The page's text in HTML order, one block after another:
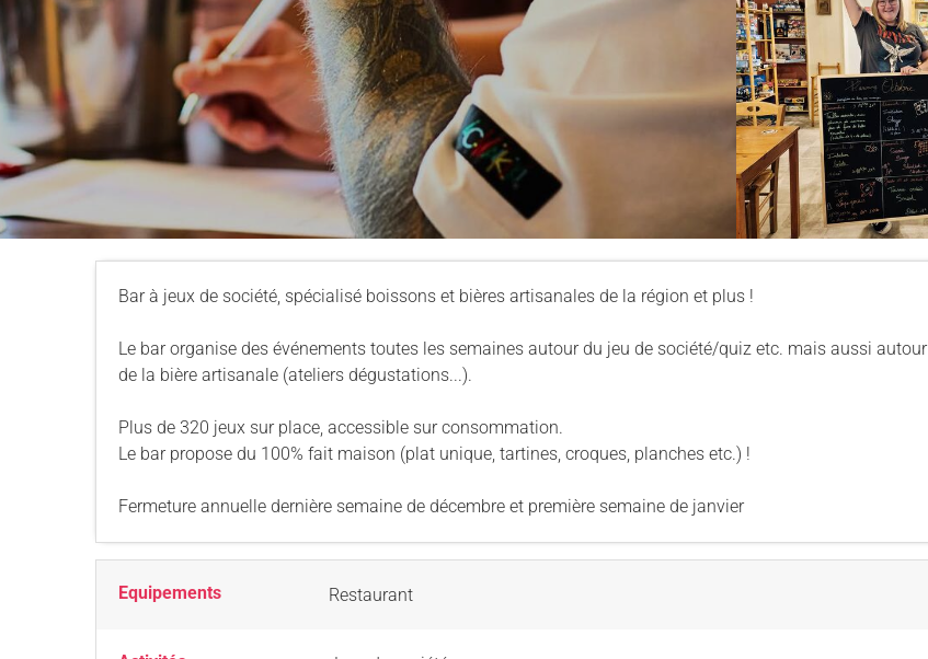
Bar à jeux de société, spécialisé boissons et bières artisanales de la région et plus !
Le bar organise des événements toutes les semaines autour du jeu de société/quiz etc. mais aussi autour
de la bière artisanale (ateliers dégustations...).
Plus de 320 jeux sur place, accessible sur consommation.
Le bar propose du 100% fait maison (plat unique, tartines, croques, planches etc.) !
Fermeture annuelle dernière semaine de décembre et première semaine de janvier
Equipements Restaurant